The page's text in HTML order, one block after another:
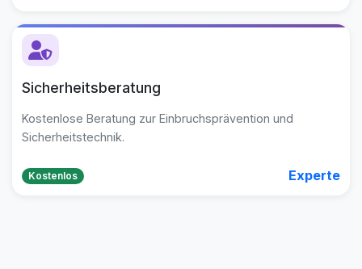
Sicherheitsberatung
Kostenlose Beratung zur Einbruchsprävention und
Sicherheitstechnik.
Kostenlos Experte